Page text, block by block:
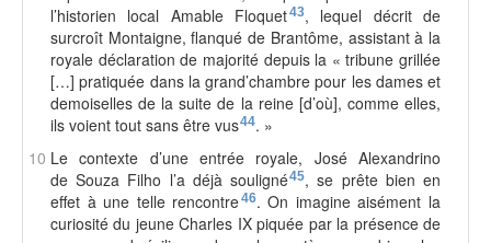
l’historien local Amable Floquet43, lequel décrit de
surcroît Montaigne, flanqué de Brantôme, assistant à la
royale déclaration de majorité depuis la « tribune grillée
[…] pratiquée dans la grand’chambre pour les dames et
demoiselles de la suite de la reine [d’où], comme elles,
ils voient tout sans être vus44. »
10 Le contexte d’une entrée royale, José Alexandrino
de Souza Filho l’a déjà souligné45, se prête bien en
effet à une telle rencontre46. On imagine aisément la
curiosité du jeune Charles IX piquée par la présence de